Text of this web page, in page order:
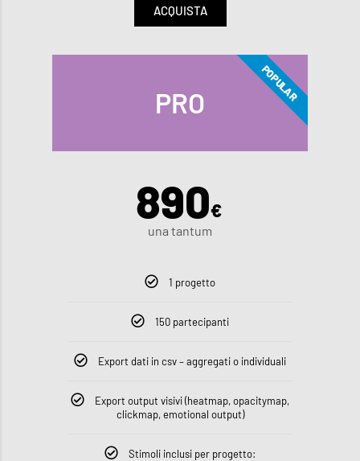
ACQUISTA
PRO
890€
una tantum
1 progetto
150 partecipanti
Export dati in csv – aggregati o individuali
Export output visivi (heatmap, opacitymap,
clickmap, emotional output)
Stimoli inclusi per progetto:
POPULAR